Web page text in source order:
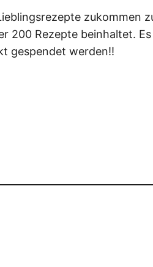
zukommen
200 Rezepte beinhaltet.
gespendet werden!!